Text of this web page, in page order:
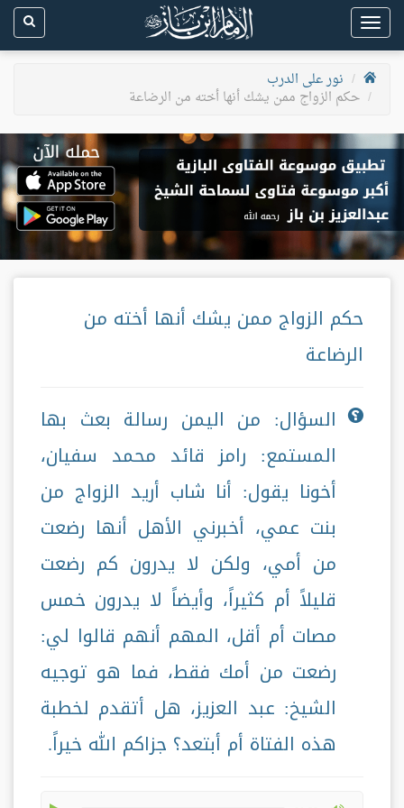
Toggle
navigation
نور على الدرب
حكم الزواج ممن يشك أنها أخته من الرضاعة
حكم الزواج ممن يشك أنها أخته من
الرضاعة
السؤال: من اليمن رسالة بعث بها
المستمع: رامز قائد محمد سفيان،
أخونا يقول: أنا شاب أريد الزواج من
بنت عمي، أخبرني الأهل أنها رضعت
من أمي، ولكن لا يدرون كم رضعت
قليلاً أم كثيراً، وأيضاً لا يدرون خمس
مصات أم أقل، المهم أنهم قالوا لي:
رضعت من أمك فقط، فما هو توجيه
الشيخ: عبد العزيز، هل أتقدم لخطبة
هذه الفتاة أم أبتعد؟ جزاكم الله خيراً.